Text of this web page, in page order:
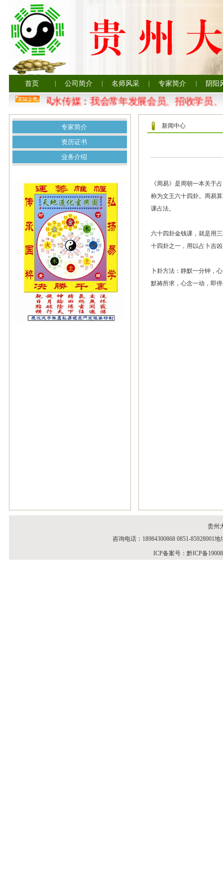
首页 公司简介 名师风采 专家简介 阴阳
贵州大易风水传媒：我会常年发展会员、招收学员
专家简介
资历证书
业务介绍
新闻中心
《周易》是周朝一本关于
称为文王六十四卦。周易
课占法。
六十四卦金钱课，就是用
十四卦之一，用以占卜吉
卜卦方法：静默一分钟，
默祷所求，心念一动，即
贵州
咨询电话：18984300868 0851-85928001
ICP备案号： 黔ICP备